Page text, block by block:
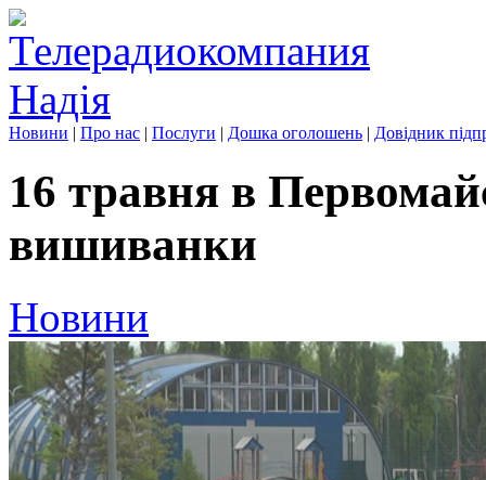
Новини | Про нас | Послуги | Дошка оголошень | Довідник
16 травня в
вишиванки
Новини